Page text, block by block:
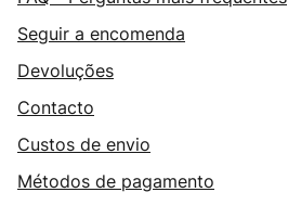
Seguir a encomenda
Devoluções
Contacto
Custos de envio
Métodos de pagamento